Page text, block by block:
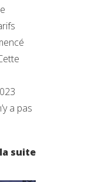
a pas
suite